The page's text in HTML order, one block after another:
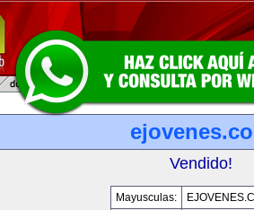
Vendido!
Mayusculas: